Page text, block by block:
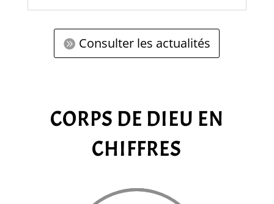
Consulter les actualités
CORPS DE DIEU EN
CHIFFRES